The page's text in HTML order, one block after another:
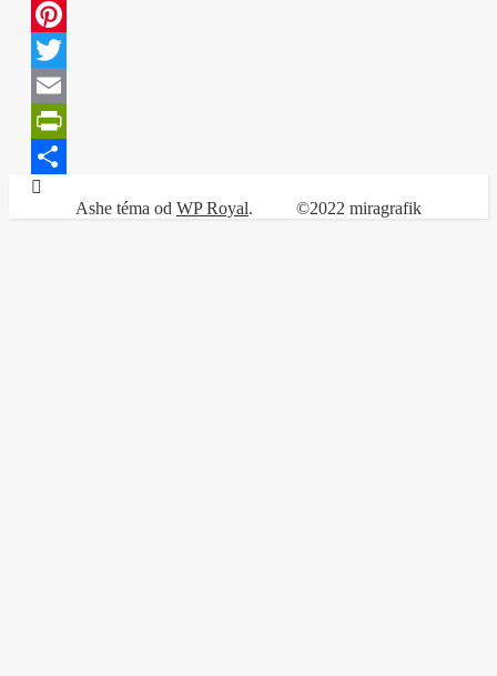
Facebook
Pinterest
Twitter
Email
PrintFriendly
Share
©2022 miragrafik
Ashe téma od WP Royal.